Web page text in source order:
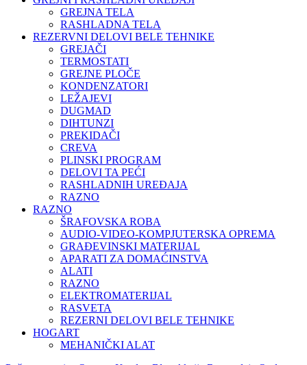
GREJNA TELA
RASHLADNA TELA
REZERVNI DELOVI BELE TEHNIKE
GREJAČI
TERMOSTATI
GREJNE PLOČE
KONDENZATORI
LEŽAJEVI
DUGMAD
DIHTUNZI
PREKIDAČI
CREVA
PLINSKI PROGRAM
DELOVI TA PEĆI
RASHLADNIH UREĐAJA
RAZNO
RAZNO
ŠRAFOVSKA ROBA
AUDIO-VIDEO-KOMPJUTERSKA OPREMA
GRAĐEVINSKI MATERIJAL
APARATI ZA DOMAĆINSTVA
ALATI
RAZNO
ELEKTROMATERIJAL
RASVETA
REZERNI DELOVI BELE TEHNIKE
HOGART
MEHANIČKI ALAT